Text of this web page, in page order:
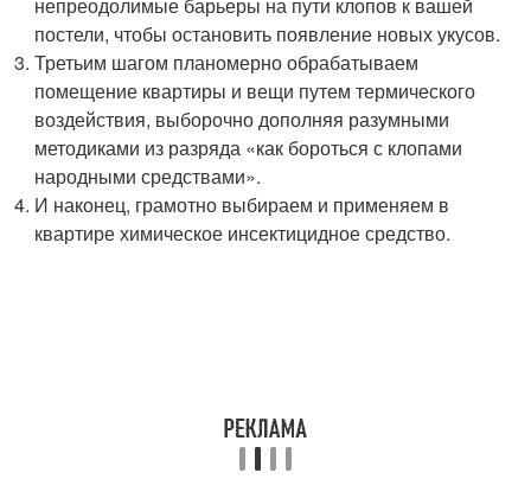
постели, чтобы остановить появление новых укусов.
Третьим шагом планомерно обрабатываем
помещение квартиры и вещи путем термического
воздействия, выборочно дополняя разумными
методиками из разряда «как бороться с клопами
народными средствами».
И наконец, грамотно выбираем и применяем в
квартире химическое инсектицидное средство.